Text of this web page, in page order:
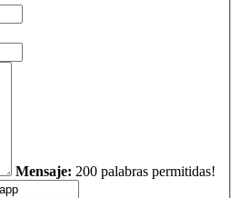
Mensaje: 200 palabras permitidas!